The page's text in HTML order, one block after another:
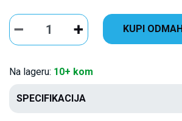
KUPI ODMAH
Na lageru: 10+ kom
SPECIFIKACIJA